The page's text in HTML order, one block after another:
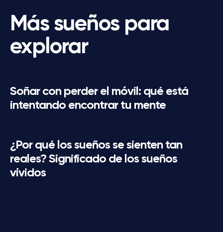
Más sueños para
explorar
Soñar con perder el móvil: qué está
intentando encontrar tu mente
¿Por qué los sueños se sienten tan
reales? Significado de los sueños
vívidos